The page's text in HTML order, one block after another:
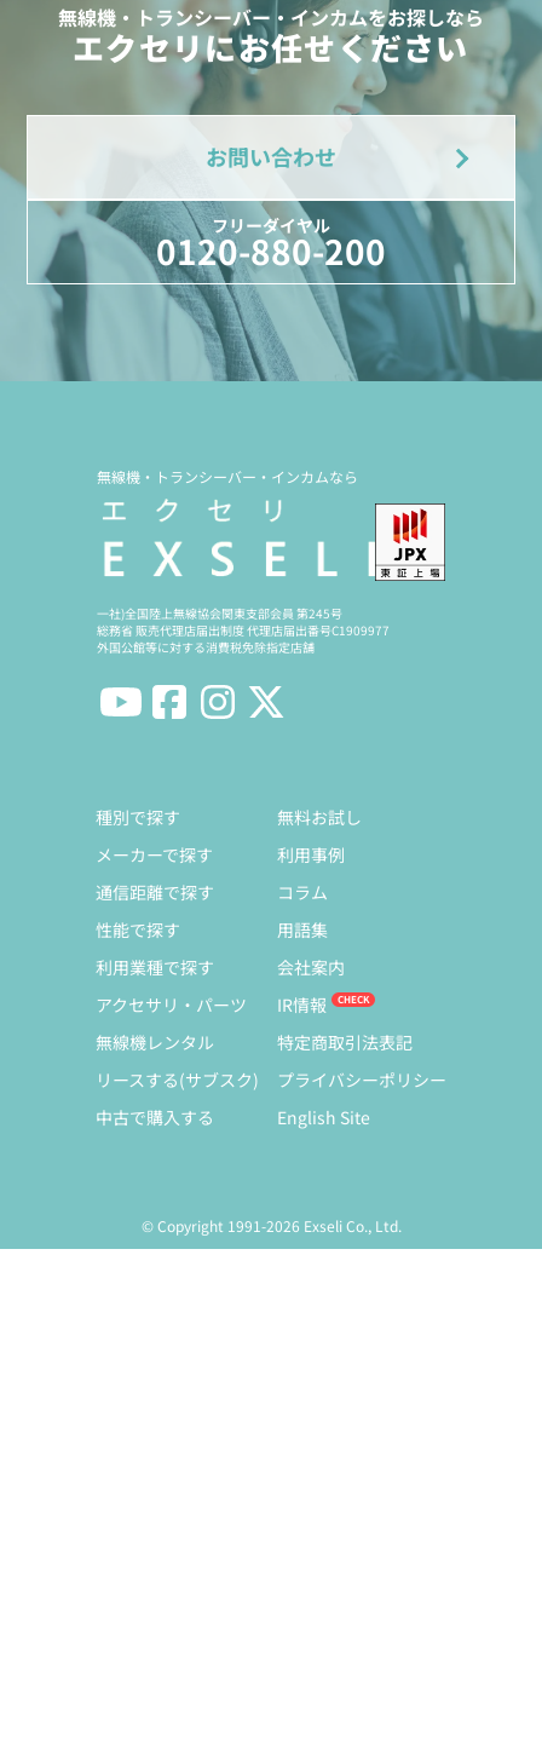
無線機・トランシーバー・インカムをお探しなら
エクセリにお任せください
お問い合わせ
フリーダイヤル
0120-880-200
無線機・トランシーバー・インカムなら
一社)全国陸上無線協会関東支部会員 第245号
総務省 販売代理店届出制度 代理店届出番号C1909977
外国公館等に対する消費税免除指定店舗
種別で探す
メーカーで探す
通信距離で探す
性能で探す
利用業種で探す
アクセサリ・パーツ
無線機レンタル
リースする(サブスク)
中古で購入する
無料お試し
利用事例
コラム
用語集
会社案内
IR情報
特定商取引法表記
プライバシーポリシー
English Site
© Copyright 1991-2026 Exseli Co., Ltd.